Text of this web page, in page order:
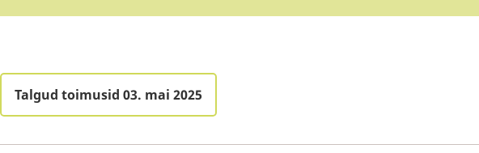
Talgud toimusid 03. mai 2025